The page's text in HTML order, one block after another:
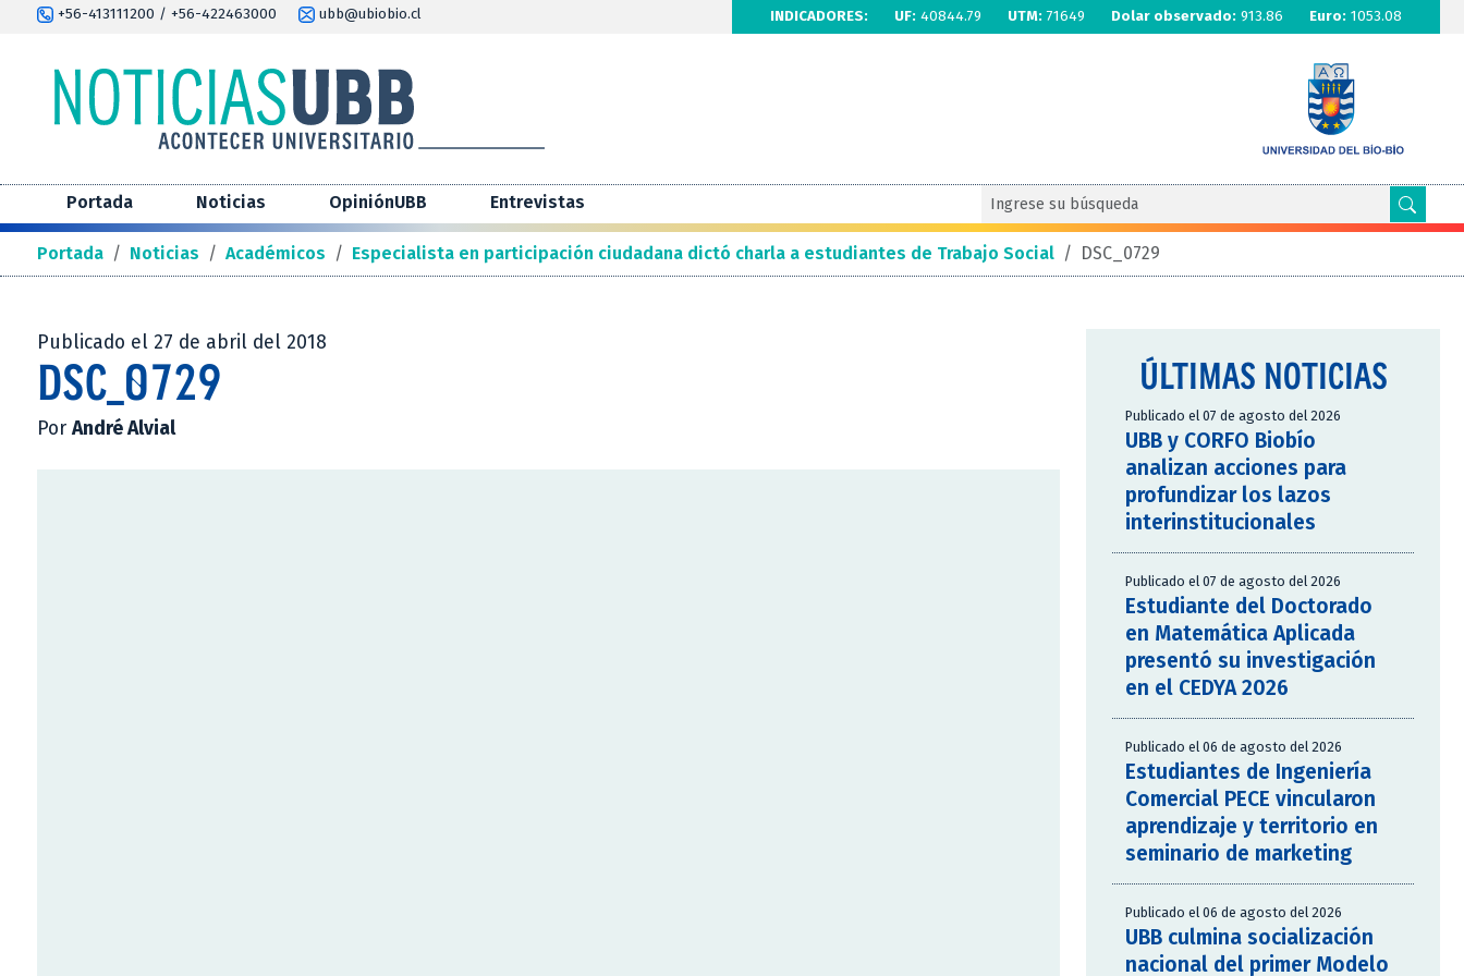
+56-413111200 / +56-422463000 ubb@ubiobio.cl INDICADORES: UF: 40844.79 UTM: 71649 Dolar observado: 913.86 Euro: 1053.08
Portada Noticias OpiniónUBB Entrevistas
Portada / Noticias / Académicos / Especialista en participación ciudadana dictó charla a estudiantes de Trabajo Social / DSC_0729
Publicado el 27 de abril del 2018
DSC_0729
Por André Alvial
ÚLTIMAS NOTICIAS
Publicado el 07 de agosto del 2026
UBB y CORFO Biobío
analizan acciones para
profundizar los lazos
interinstitucionales
Publicado el 07 de agosto del 2026
Estudiante del Doctorado
en Matemática Aplicada
presentó su investigación
en el CEDYA 2026
Publicado el 06 de agosto del 2026
Estudiantes de Ingeniería
Comercial PECE vincularon
aprendizaje y territorio en
seminario de marketing
Publicado el 06 de agosto del 2026
UBB culmina socialización
nacional del primer Modelo